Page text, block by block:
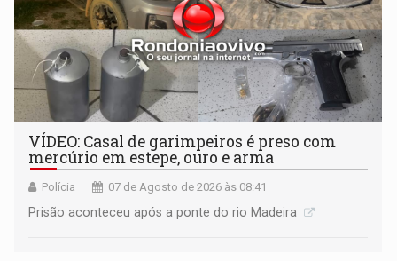
VÍDEO: Casal de garimpeiros é preso com
mercúrio em estepe, ouro e arma
Polícia 07 de Agosto de 2026 às 08:41
Prisão aconteceu após a ponte do rio Madeira